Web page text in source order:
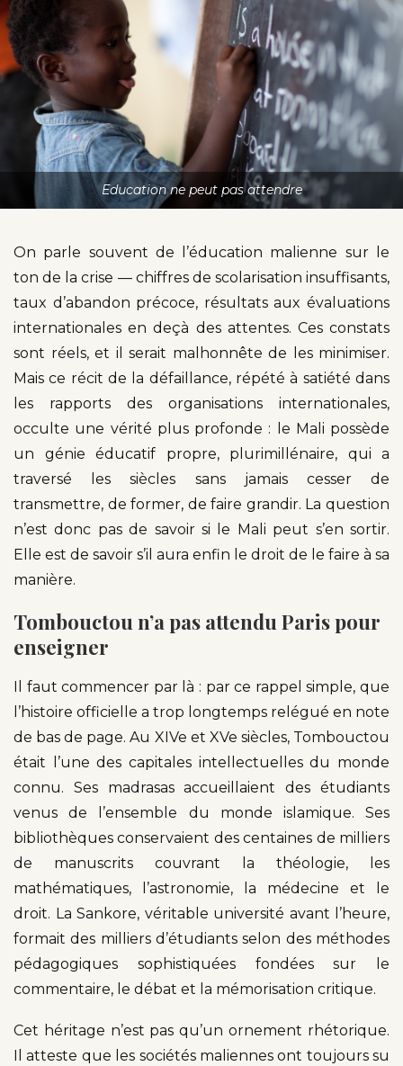
Education ne peut pas attendre
On parle souvent de l’éducation malienne sur le
ton de la crise — chiffres de scolarisation insuffisants,
taux d’abandon précoce, résultats aux évaluations
internationales en deçà des attentes. Ces constats
sont réels, et il serait malhonnête de les minimiser.
Mais ce récit de la défaillance, répété à satiété dans
les rapports des organisations internationales,
occulte une vérité plus profonde : le Mali possède
un génie éducatif propre, plurimillénaire, qui a
traversé les siècles sans jamais cesser de
transmettre, de former, de faire grandir. La question
n’est donc pas de savoir si le Mali peut s’en sortir.
Elle est de savoir s’il aura enfin le droit de le faire à sa
manière.
Tombouctou n’a pas attendu Paris pour
enseigner
Il faut commencer par là : par ce rappel simple, que
l’histoire officielle a trop longtemps relégué en note
de bas de page. Au XIVe et XVe siècles, Tombouctou
était l’une des capitales intellectuelles du monde
connu. Ses madrasas accueillaient des étudiants
venus de l’ensemble du monde islamique. Ses
bibliothèques conservaient des centaines de milliers
de manuscrits couvrant la théologie, les
mathématiques, l’astronomie, la médecine et le
droit. La Sankore, véritable université avant l’heure,
formait des milliers d’étudiants selon des méthodes
pédagogiques sophistiquées fondées sur le
commentaire, le débat et la mémorisation critique.
Cet héritage n’est pas qu’un ornement rhétorique.
Il atteste que les sociétés maliennes ont toujours su